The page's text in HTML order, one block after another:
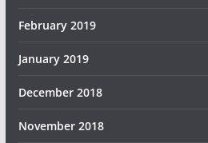
February 2019
January 2019
December 2018
November 2018